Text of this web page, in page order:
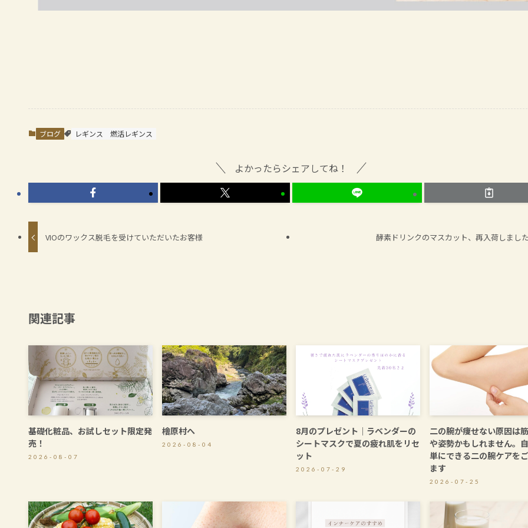
ブログ レギンス 燃活レギンス
よかったらシェアしてね！
VIOのワックス脱毛を受けていただいたお客様 酵素ドリンクのマスカット、再入荷しまし
関連記事
基礎化粧品、お試しセット限定発
売！
2026-08-07
檜原村へ
2026-08-04
8月のプレゼント｜ラベンダーの
シートマスクで夏の疲れ肌をリセ
ット
2026-07-29
二の腕が痩せない原因は
や姿勢かもしれません。
単にできる二の腕ケアを
ます
2026-07-25